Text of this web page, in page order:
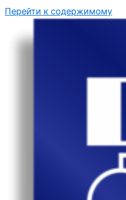
Перейти к содержимому